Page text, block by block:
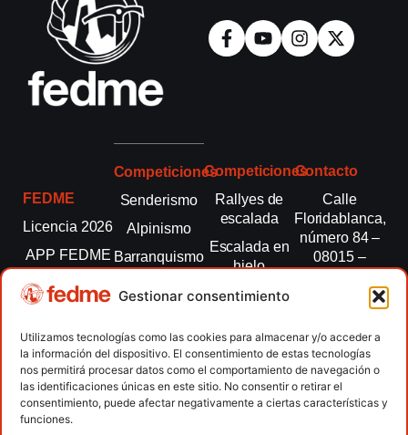
Gestionar consentimiento
Utilizamos tecnologías como las cookies para almacenar y/o acceder a
la información del dispositivo. El consentimiento de estas tecnologías
nos permitirá procesar datos como el comportamiento de navegación o
las identificaciones únicas en este sitio. No consentir o retirar el
consentimiento, puede afectar negativamente a ciertas características y
funciones.
FEDME
Licencia 2026
APP FEDME
Transparencia
autonómicas
Clubes
Contacto
Competiciones
Senderismo
Alpinismo
Barranquismo
montaña
Escalada
Escalada
paralimpica
Competiciones
Rallyes de
escalada
Escalada en
hielo
Esquí de
Marcha
Nórdica
Raquetas de
nieve
Contacto
Calle
Floridablanca,
número 84 –
08015 –
fedme@fedme.es
934 264 267